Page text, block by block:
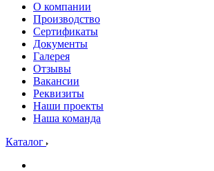
О компании
Производство
Сертификаты
Документы
Галерея
Отзывы
Вакансии
Реквизиты
Наши проекты
Наша команда
Каталог